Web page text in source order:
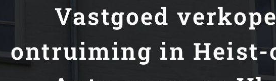
Vastgoed
ontruiming in Heist-